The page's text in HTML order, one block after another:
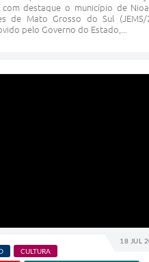
com destaque o município de
de Mato Grosso do Sul (JEMS/
pelo Governo do Estado,...
18 JUL
CULTURA